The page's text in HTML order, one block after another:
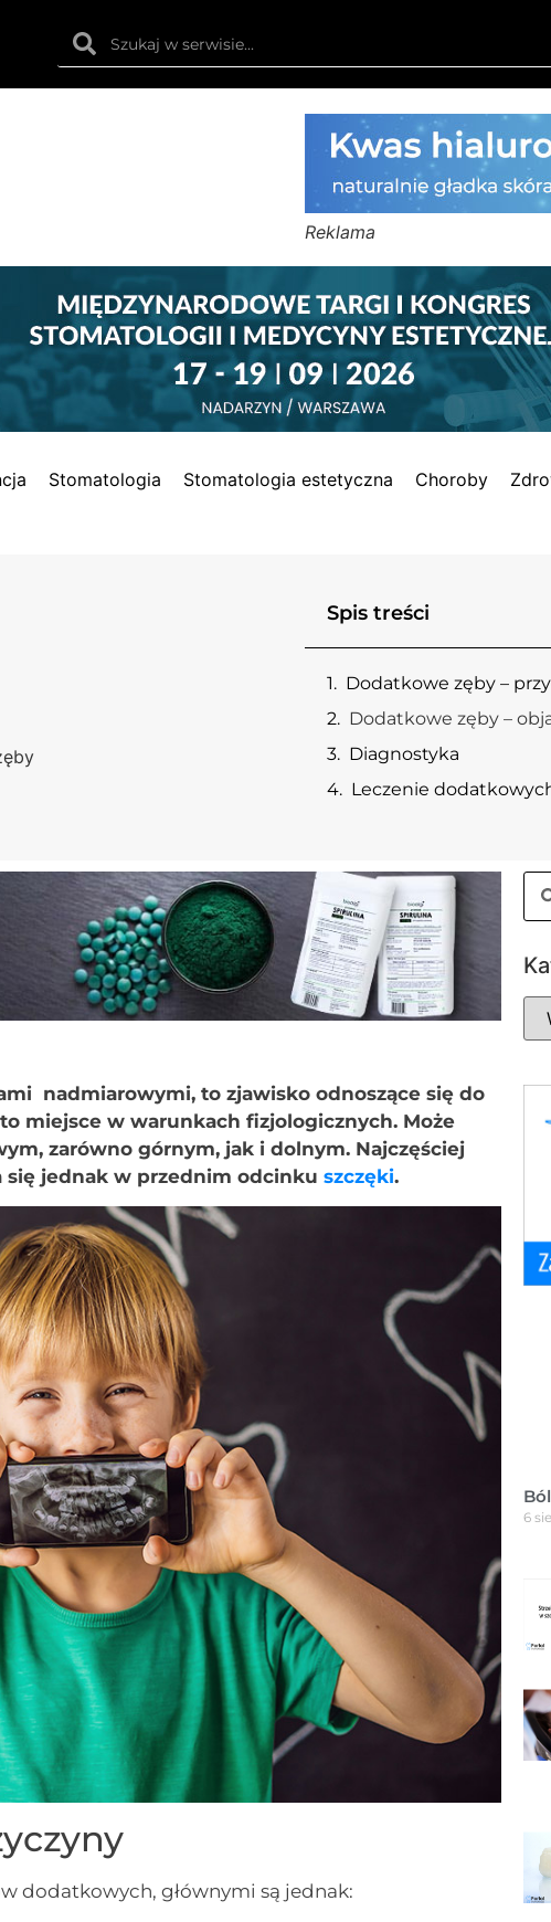
Reklama
Stomatologia Stomatologia estetyczna Choroby
Spis treści
Dodatkowe zęby –
Dodatkowe zęby –
Diagnostyka
Leczenie
nadmiarowymi, to zjawisko odnoszące się do
miejsce w warunkach fizjologicznych. Może
zarówno górnym, jak i dolnym. Najczęściej
się jednak w przednim odcinkuszczęki.
dodatkowych, głównymi są jednak:
6